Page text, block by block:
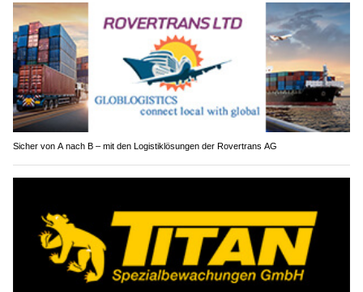
Sicher von A nach B – mit den Logistiklösungen der Rovertrans AG